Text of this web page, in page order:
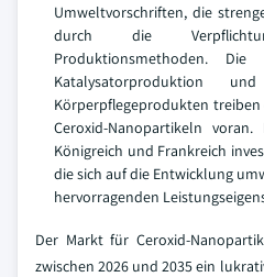
Umweltvorschriften, die
durch die
Produktionsmethoden. Die
Katalysatorproduktion
Körperpflegeprodukten treiben
Ceroxid-Nanopartikeln
Königreich und Frankreich
die sich auf die Entwicklung
hervorragenden
Der Markt für Ceroxid-
zwischen 2026 und 2035 ein